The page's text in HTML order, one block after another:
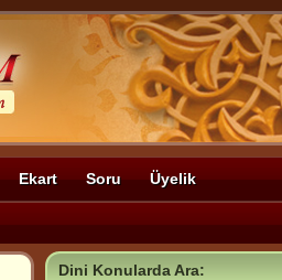
Ekart Soru Üyelik
Dini Konularda Ara: